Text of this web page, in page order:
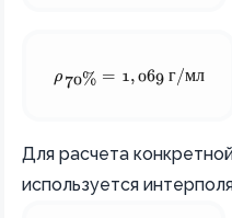
\rho_{70\%} = 1,069
ρ 70% = 1, 069 г/мл
Для расчета
используется